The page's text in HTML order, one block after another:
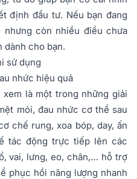
định đầu tư. Nếu bạn đang
nhưng còn nhiều điều chưa
dành cho bạn.
sử dụng
nhức hiệu quả
là một trong những giải
mỏi, đau nhức cơ thể sau
chế rung, xoa bóp, day, ấn
tác động trực tiếp lên các
vai, lưng, eo, chân,… hỗ trợ
phục hồi năng lượng nhanh